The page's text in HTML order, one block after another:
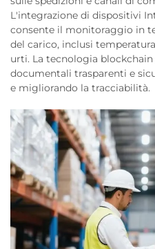
L'integrazione di dispositivi
consente il monitoraggio in
del carico, inclusi
urti. La tecnologia
documentali trasparenti e
e migliorando la tracciabilità.